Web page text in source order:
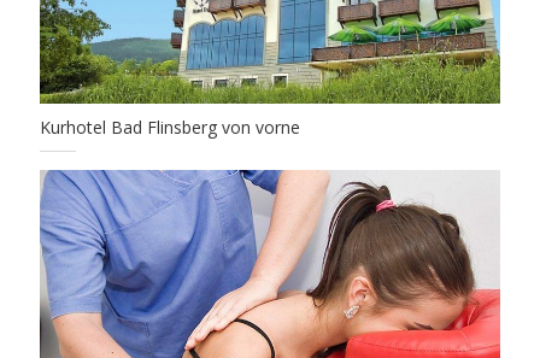
Kurhotel Bad Flinsberg von vorne